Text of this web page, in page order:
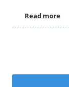
Read more